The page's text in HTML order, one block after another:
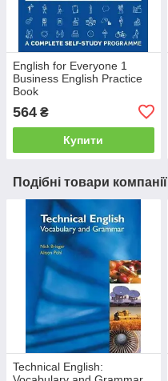
English for Everyone 1
Business English Practice
Book
564 ₴
Купити
Подібні товари компанії
Technical English: